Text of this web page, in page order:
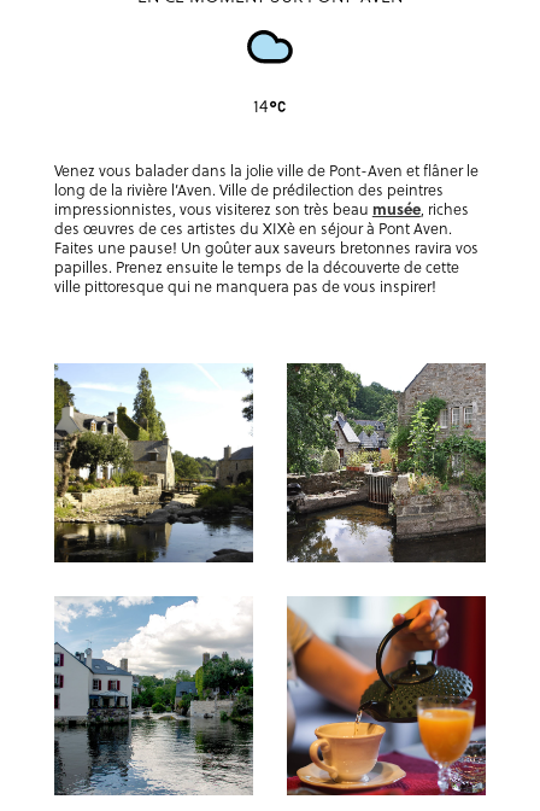
14
Venez vous balader dans la jolie ville de Pont-Aven et flâner le
long de la rivière l’Aven. Ville de prédilection des peintres
impressionnistes, vous visiterez son très beau musée, riches
des œuvres de ces artistes du XIXè en séjour à Pont Aven.
Faites une pause! Un goûter aux saveurs bretonnes ravira vos
papilles. Prenez ensuite le temps de la découverte de cette
ville pittoresque qui ne manquera pas de vous inspirer!